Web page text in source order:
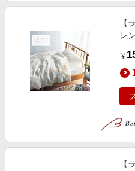
【
レ
￥
【